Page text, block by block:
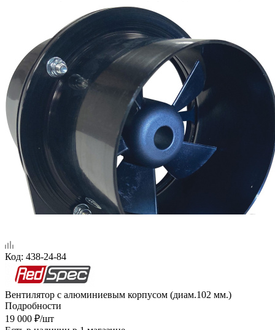
Код: 438-24-84
Вентилятор с алюминиевым корпусом (диам.102 мм.)
Подробности
19 000 ₽/шт